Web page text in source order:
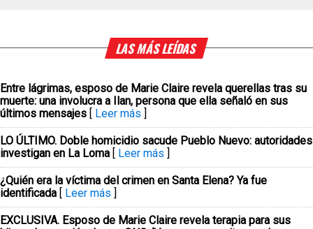
LAS MÁS LEÍDAS
Entre lágrimas, esposo de Marie Claire revela querellas tras su
muerte: una involucra a Ilan, persona que ella señaló en sus
últimos mensajes [ Leer más ]
LO ÚLTIMO. Doble homicidio sacude Pueblo Nuevo: autoridades
investigan en La Loma [ Leer más ]
¿Quién era la víctima del crimen en Santa Elena? Ya fue
identificada [ Leer más ]
EXCLUSIVA. Esposo de Marie Claire revela terapia para sus